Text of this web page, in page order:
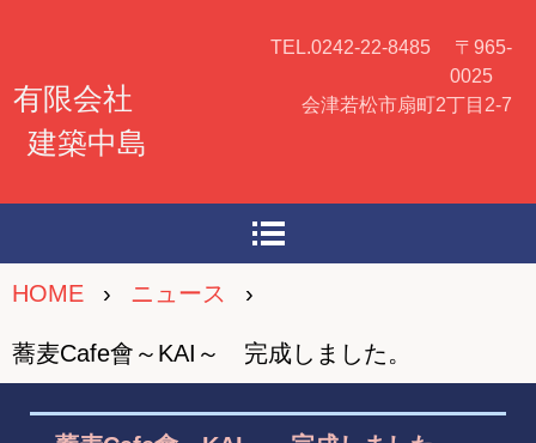
有限会社
建築中島
TEL.0242-22-8485 〒965-
0025
会津若松市扇町2丁目2-7
HOME › ニュース ›
蕎麦Cafe會～KAI～ 完成しました。